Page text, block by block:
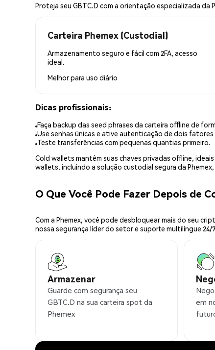
Proteja seu GBTC.D com a orientação especializada da
Carteira Phemex (Custodial)
Armazenamento seguro e fácil com 2FA, acesso
ideal.
Melhor para uso diário
Dicas profissionais:
Faça backup das seed phrases da carteira offline de
Use senhas únicas e ative autenticação de dois fatores
Teste transferências com pequenas quantias primeiro.
Cold wallets mantêm suas chaves privadas offline,
wallets, incluindo a solução custodial segura da
O Que Você Pode Fazer Depois de
Com a Phemex, você pode desbloquear mais do seu
nossa segurança líder do setor e suporte multilíngue 24/
Armazenar
Guarde com segurança seu
GBTC.D na sua carteira spot da
Phemex
em